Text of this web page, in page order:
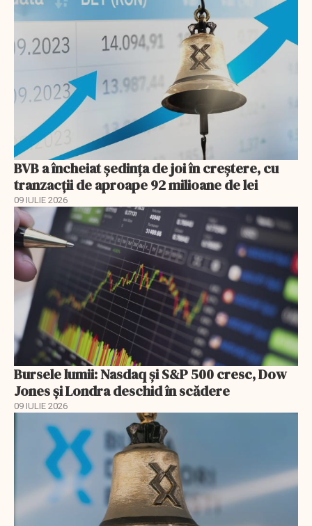
BVB a încheiat ședința de joi în creștere, cu
tranzacții de aproape 92 milioane de lei
09 IULIE 2026
Bursele lumii: Nasdaq și S&P 500 cresc, Dow
Jones și Londra deschid în scădere
09 IULIE 2026